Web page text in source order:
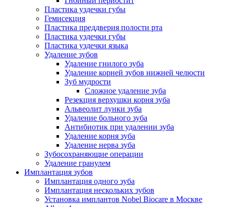
Пластика уздечки губы
Гемисекция
Пластика преддверия полости рта
Пластика уздечки губы
Пластика уздечки языка
Удаление зубов
Удаление гнилого зуба
Удаление корней зубов нижней челюсти
Зуб мудрости
Сложное удаление зуба
Резекция верхушки корня зуба
Альвеолит лунки зуба
Удаление больного зуба
Антибиотик при удалении зуба
Удаление корня зуба
Удаление нерва зуба
Зубосохраняющие операции
Удаление гранулем
Имплантация зубов
Имплантация одного зуба
Имплантация нескольких зубов
Установка имплантов Nobel Biocare в Москве